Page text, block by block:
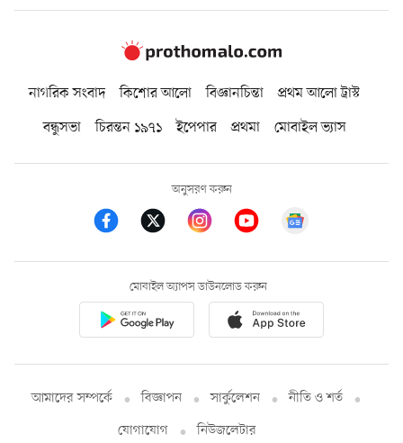
নাগরিক সংবাদ কিশোর আলো বিজ্ঞানচিন্তা
প্রথম আলো ট্রাস্ট
বন্ধুসভা
চিরন্তন ১৯৭১ ইপেপার প্রথমা মোবাইল ভ্যাস
অনুসরণ করুন
মোবাইল অ্যাপস ডাউনলোড করুন
আমাদের সম্পর্কে বিজ্ঞাপন সার্কুলেশন
নীতি ও শর্ত
যোগাযোগ
নিউজলেটার